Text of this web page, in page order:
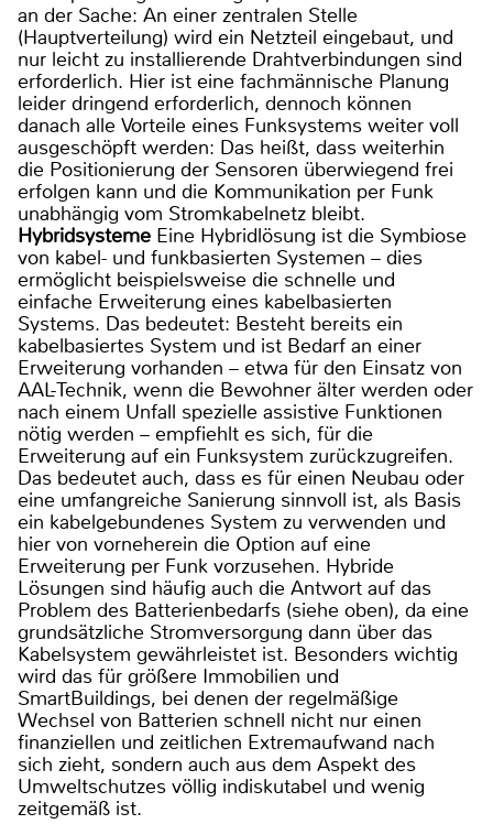
an der Sache: An einer zentralen Stelle
(Hauptverteilung) wird ein Netzteil eingebaut, und
nur leicht zu installierende Drahtverbindungen sind
erforderlich. Hier ist eine fachmännische Planung
leider dringend erforderlich, dennoch können
danach alle Vorteile eines Funksystems weiter voll
ausgeschöpft werden: Das heißt, dass weiterhin
die Positionierung der Sensoren überwiegend frei
erfolgen kann und die Kommunikation per Funk
unabhängig vom Stromkabelnetz bleibt.
Hybridsysteme Eine Hybridlösung ist die Symbiose
von kabel- und funkbasierten Systemen – dies
ermöglicht beispielsweise die schnelle und
einfache Erweiterung eines kabelbasierten
Systems. Das bedeutet: Besteht bereits ein
kabelbasiertes System und ist Bedarf an einer
Erweiterung vorhanden – etwa für den Einsatz von
AAL-Technik, wenn die Bewohner älter werden oder
nach einem Unfall spezielle assistive Funktionen
nötig werden – empfiehlt es sich, für die
Erweiterung auf ein Funksystem zurückzugreifen.
Das bedeutet auch, dass es für einen Neubau oder
eine umfangreiche Sanierung sinnvoll ist, als Basis
ein kabelgebundenes System zu verwenden und
hier von vorneherein die Option auf eine
Erweiterung per Funk vorzusehen. Hybride
Lösungen sind häufig auch die Antwort auf das
Problem des Batterienbedarfs (siehe oben), da eine
grundsätzliche Stromversorgung dann über das
Kabelsystem gewährleistet ist. Besonders wichtig
wird das für größere Immobilien und
SmartBuildings, bei denen der regelmäßige
Wechsel von Batterien schnell nicht nur einen
finanziellen und zeitlichen Extremaufwand nach
sich zieht, sondern auch aus dem Aspekt des
Umweltschutzes völlig indiskutabel und wenig
zeitgemäß ist.